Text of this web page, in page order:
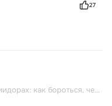
27
Фитофтора на помидорах: как бороться, чем обработать